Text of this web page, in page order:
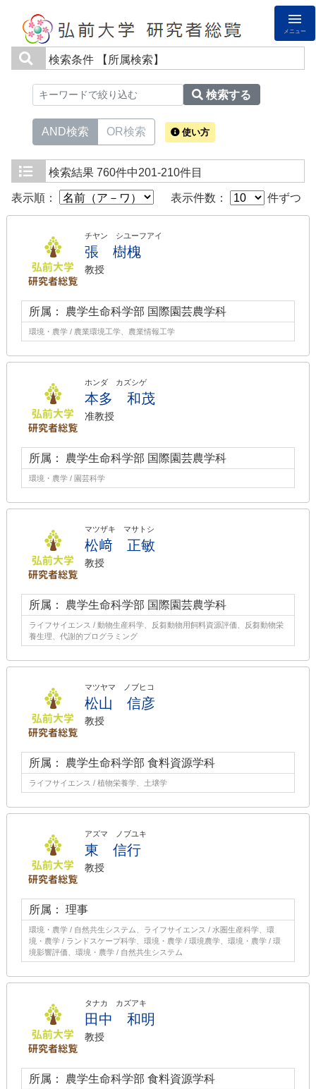
メニュー
検索条件 【所属検索】
検索する
AND検索 OR検索 使い方
検索結果 760件中201-210件目
表示順： 表示件数： 件ずつ
チヤン シユーフアイ
張 樹槐
教授
所属： 農学生命科学部 国際園芸農学科
環境・農学 / 農業環境工学、農業情報工学
ホンダ カズシゲ
本多 和茂
准教授
所属： 農学生命科学部 国際園芸農学科
環境・農学 / 園芸科学
マツザキ マサトシ
松﨑 正敏
教授
所属： 農学生命科学部 国際園芸農学科
ライフサイエンス / 動物生産科学、反芻動物用飼料資源評価、反芻動物栄
養生理、代謝的プログラミング
マツヤマ ノブヒコ
松山 信彦
教授
所属： 農学生命科学部 食料資源学科
ライフサイエンス / 植物栄養学、土壌学
アズマ ノブユキ
東 信行
教授
所属： 理事
環境・農学 / 自然共生システム、ライフサイエンス / 水圏生産科学、環
境・農学 / ランドスケープ科学、環境・農学 / 環境農学、環境・農学 / 環
境影響評価、環境・農学 / 自然共生システム
タナカ カズアキ
田中 和明
教授
所属： 農学生命科学部 食料資源学科